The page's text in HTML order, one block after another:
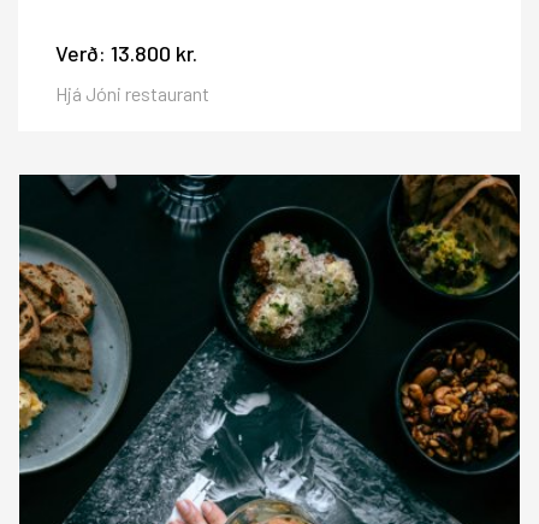
Verð: 13.800 kr.
Hjá Jóni restaurant